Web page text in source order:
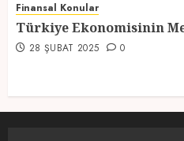
Finansal Konular
Türkiye Ekonomisinin
28 ŞUBAT 2025 0